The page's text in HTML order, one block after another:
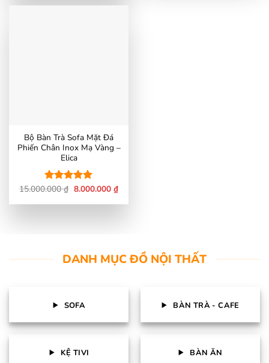
9.800.000 ₫.
Bộ Bàn Trà Sofa Mặt Đá
Phiến Chân Inox Mạ Vàng –
Elica
Được xếp
15.000.000₫ Giá
là:
8.000.000 ₫Giá
hiện
tại
DANH MỤC ĐỒ NỘI THẤT
SOFA BÀN TRÀ - CAFE
KỆ TIVI BÀN ĂN